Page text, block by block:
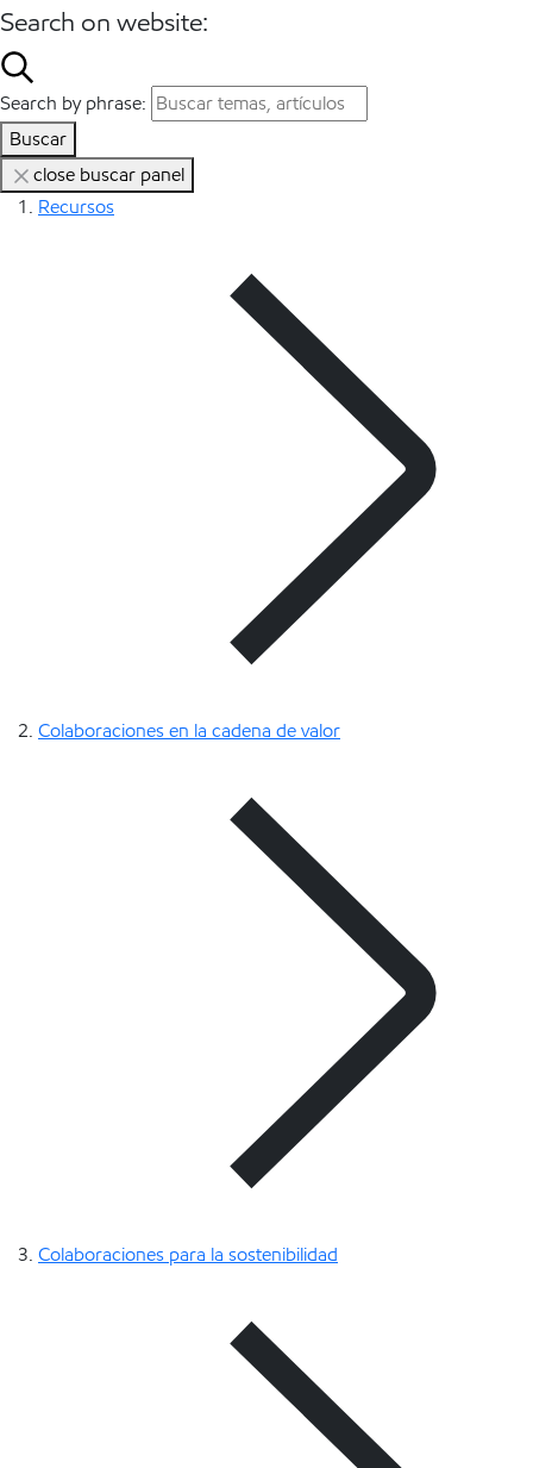
Search on website:
Search by phrase:
Buscar
close buscar panel
Recursos
Colaboraciones en la cadena de valor
Colaboraciones para la sostenibilidad